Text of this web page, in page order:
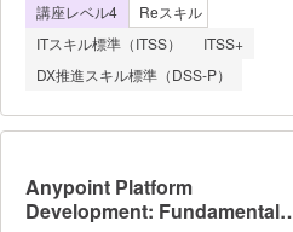
ハウを生かし、カリキュラム開発・スクー
ル運営を行っています。 講師全員
が現役のデータサイエンティストなので、
ITスキルの習得と分析手法の理解からビジ
要となる実務的な知識・スキルが学べま
るカリキュラムです。 ＜ITを学ぶフェ
ーズ＞ ・Python ・SQL ・デ
講座レベル4
Reスキル
ITスキル標準（ITSS）
ITSS+
DX推進スキル標準（DSS-P）
Anypoint Platform
Development: Fundamentals